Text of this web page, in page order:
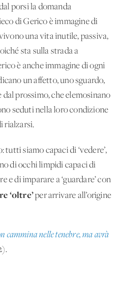
porsi la domanda
di Gerico è immagine di
una vita inutile, passiva,
sta sulla strada a
è anche immagine di ogni
un affetto, uno sguardo,
prossimo, che elemosinano
seduti nella loro condizione
rialzarsi.
tutti siamo capaci di ‘vedere’,
di occhi limpidi capaci di
e di imparare a ‘guardare’ con
‘oltre’per arrivare all’origine
cammina nelle tenebre, ma avrà